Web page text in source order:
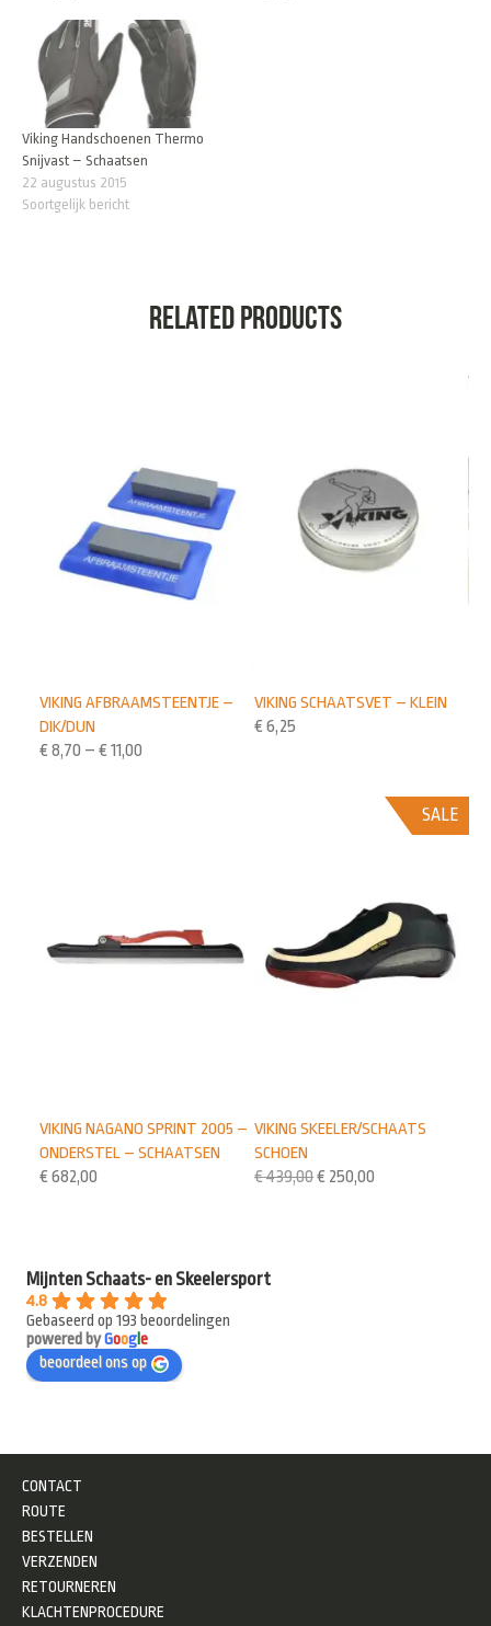
Viking Handschoenen Thermo
Snijvast – Schaatsen
22 augustus 2015
Soortgelijk bericht
Related products
VIKING SCHAATSVET – KLEIN
€ 6,25
VIKING AFBRAAMSTEENTJE –
DIK/DUN
€ 8,70 – € 11,00
SALE
VIKING SKEELER/SCHAATS
SCHOEN
€439,00€ 250,00
VIKING NAGANO SPRINT 2005 –
ONDERSTEL – SCHAATSEN
€ 682,00
Mijnten Schaats- en Skeelersport
4.8
Gebaseerd op 193 beoordelingen
powered byGoogle
beoordeel ons op
CONTACT
ROUTE
BESTELLEN
VERZENDEN
RETOURNEREN
KLACHTENPROCEDURE